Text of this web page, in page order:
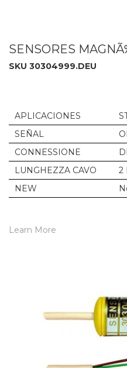
SENSORES
SKU 30304999.DEU
APLICACIONES
SEÑAL
CONNESSIONE
LUNGHEZZA CAVO
2
NEW
Learn More